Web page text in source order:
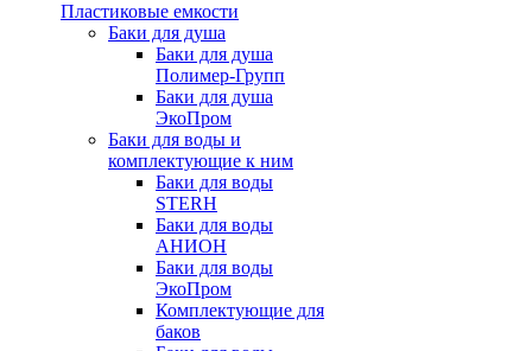
Пластиковые емкости
Баки для душа
Баки для душа
Полимер-Групп
Баки для душа
ЭкоПром
Баки для воды и
комплектующие к ним
Баки для воды
STERH
Баки для воды
АНИОН
Баки для воды
ЭкоПром
Комплектующие для
баков